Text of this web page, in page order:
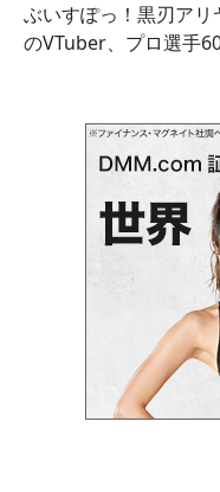
ぶいすぽっ！黒刃ア
のVTuber、プロ選手